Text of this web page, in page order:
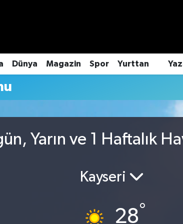
Dünya Magazin Spor Yurttan
Yarın ve 1 Haftalık
Kayseri
28°